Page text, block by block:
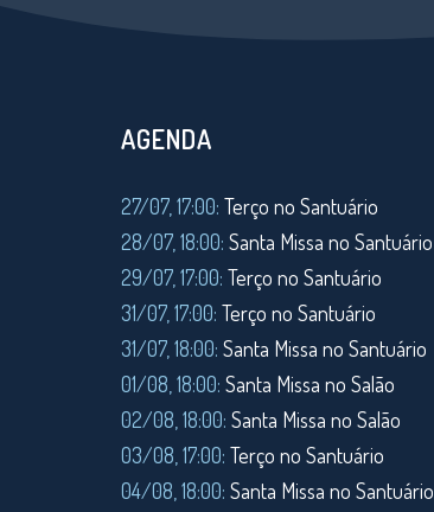
AGENDA
27/07, 17:00: Terço no Santuário
28/07, 18:00: Santa Missa no Santuário
29/07, 17:00: Terço no Santuário
31/07, 17:00: Terço no Santuário
31/07, 18:00: Santa Missa no Santuário
01/08, 18:00: Santa Missa no Salão
02/08, 18:00: Santa Missa no Salão
03/08, 17:00: Terço no Santuário
04/08, 18:00: Santa Missa no Santuário